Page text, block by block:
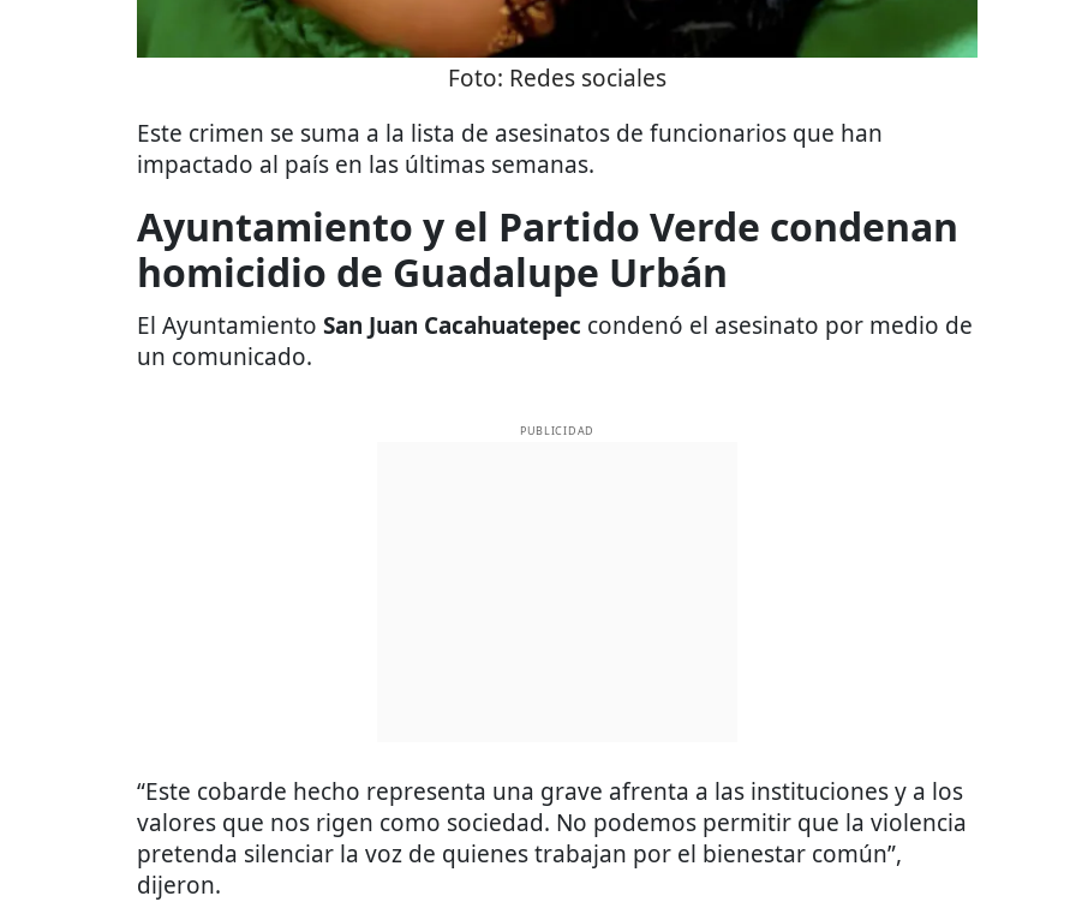
Foto: Redes sociales
Este crimen se suma a la lista de asesinatos de funcionarios que han
impactado al país en las últimas semanas.
Ayuntamiento y el Partido Verde condenan
homicidio de Guadalupe Urbán
El Ayuntamiento San Juan Cacahuatepec condenó el asesinato por medio de
un comunicado.
PUBLICIDAD
“Este cobarde hecho representa una grave afrenta a las instituciones y a los
valores que nos rigen como sociedad. No podemos permitir que la violencia
pretenda silenciar la voz de quienes trabajan por el bienestar común”,
dijeron.